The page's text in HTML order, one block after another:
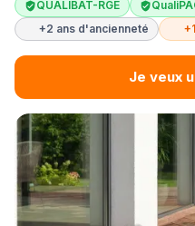
QUALIBAT-RGE
+2 ans d'ancienneté
Je veux